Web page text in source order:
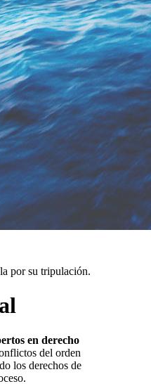
por su tripulación.
en derecho
del orden
los derechos de